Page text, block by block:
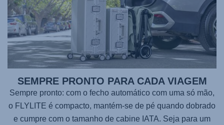
SEMPRE PRONTO PARA CADA VIAGEM
Sempre pronto: com o fecho automático com uma só mão,
o FLYLITE é compacto, mantém-se de pé quando dobrado
e cumpre com o tamanho de cabine IATA. Seja para um